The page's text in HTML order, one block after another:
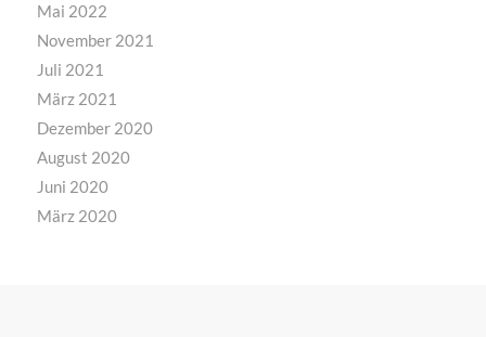
Mai 2022
November 2021
Juli 2021
März 2021
Dezember 2020
August 2020
Juni 2020
März 2020